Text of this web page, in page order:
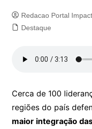
Redacao Portal
Destaque
Cerca de 100
regiões do país
maior integração